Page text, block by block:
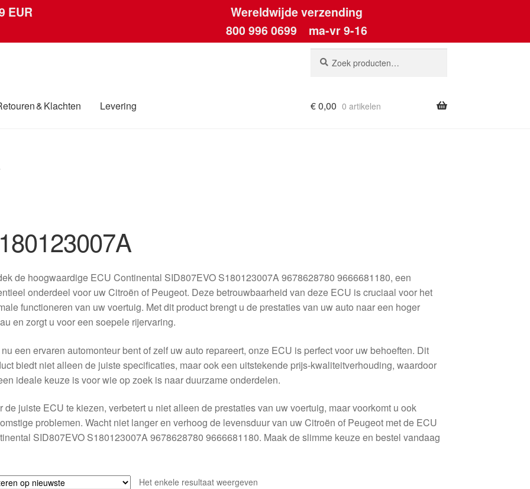
EUR
Wereldwijde verzending
800 996 0699 ma-vr 9-16
naar:
& Klachten Levering €0,00 0 artikelen
de hoogwaardige ECU Continental SID807EVO S180123007A 9678628780 9666681180, een
onderdeel voor uw Citroën of Peugeot. Deze betrouwbaarheid van deze ECU is cruciaal voor het
functioneren van uw voertuig. Met dit product brengt u de prestaties van uw auto naar een hoger
en zorgt u voor een soepele rijervaring.
een ervaren automonteur bent of zelf uw auto repareert, onze ECU is perfect voor uw behoeften. Dit
biedt niet alleen de juiste specificaties, maar ook een uitstekende prijs-kwaliteitverhouding, waardoor
ideale keuze is voor wie op zoek is naar duurzame onderdelen.
de juiste ECU te kiezen, verbetert u niet alleen de prestaties van uw voertuig, maar voorkomt u ook
problemen. Wacht niet langer en verhoog de levensduur van uw Citroën of Peugeot met de ECU
SID807EVO S180123007A 9678628780 9666681180. Maak de slimme keuze en bestel vandaag
Het enkele resultaat weergeven